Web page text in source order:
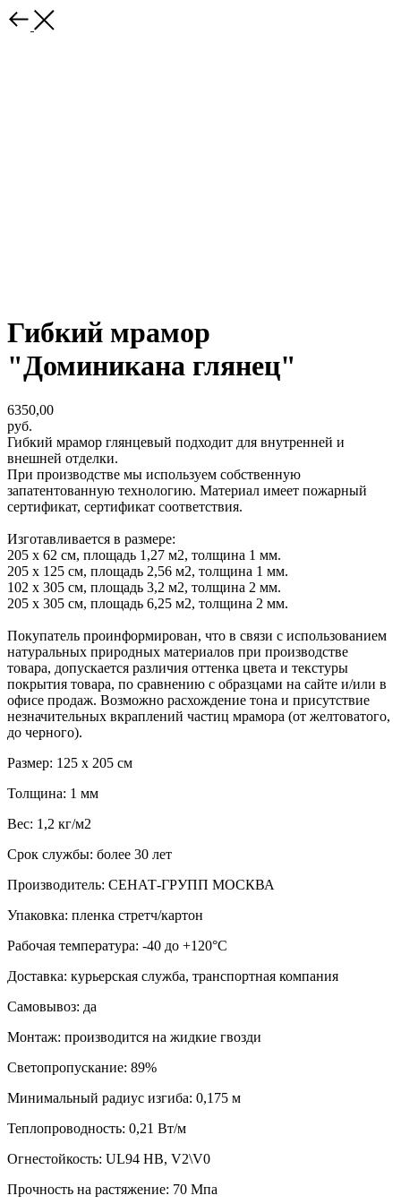
Гибкий мрамор
"Доминикана глянец"
6350,00
руб.
Гибкий мрамор глянцевый подходит для внутренней и
внешней отделки.
При производстве мы используем собственную
запатентованную технологию. Материал имеет пожарный
сертификат, сертификат соответствия.
Изготавливается в размере:
205 х 62 см, площадь 1,27 м2, толщина 1 мм.
205 х 125 см, площадь 2,56 м2, толщина 1 мм.
102 х 305 см, площадь 3,2 м2, толщина 2 мм.
205 х 305 см, площадь 6,25 м2, толщина 2 мм.
Покупатель проинформирован, что в связи с использованием
натуральных природных материалов при производстве
товара, допускается различия оттенка цвета и текстуры
покрытия товара, по сравнению с образцами на сайте и/или в
офисе продаж. Возможно расхождение тона и присутствие
незначительных вкраплений частиц мрамора (от желтоватого,
до черного).
Размер: 125 х 205 см
Толщина: 1 мм
Вес: 1,2 кг/м2
Срок службы: более 30 лет
Производитель: СЕНАТ-ГРУПП МОСКВА
Упаковка: пленка стретч/картон
Рабочая температура: -40 до +120°С
Доставка: курьерская служба, транспортная компания
Самовывоз: да
Монтаж: производится на жидкие гвозди
Светопропускание: 89%
Минимальный радиус изгиба: 0,175 м
Теплопроводность: 0,21 Вт/м
Огнестойкость: UL94 HB, V2\V0
Прочность на растяжение: 70 Мпа